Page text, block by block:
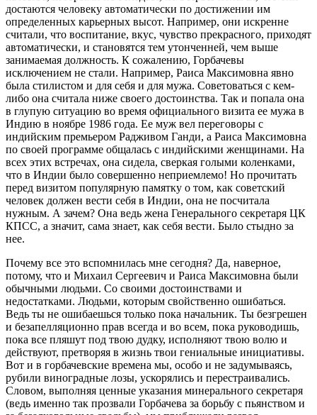
достаются человеку автоматически по достижении им
определенных карьерных высот. Например, они искренне
считали, что воспитание, вкус, чувство прекрасного, приходят
автоматически, и становятся тем утонченней, чем выше
занимаемая должность. К сожалению, Горбачевы
исключением не стали. Например, Раиса Максимовна явно
была стилистом и для себя и для мужа. Советоваться с кем-
либо она считала ниже своего достоинства. Так и попала она
в глупую ситуацию во время официального визита ее мужа в
Индию в ноябре 1986 года. Ее муж вел переговоры с
индийским премьером Радживом Ганди, а Раиса Максимовна
по своей программе общалась с индийскими женщинами. На
всех этих встречах, она сидела, сверкая голыми коленками,
что в Индии было совершенно неприемлемо! Но прочитать
перед визитом популярную памятку о том, как советский
человек должен вести себя в Индии, она не посчитала
нужным. А зачем? Она ведь жена Генерального секретаря ЦК
КПСС, а значит, сама знает, как себя вести. Было стыдно за
нее.
Почему все это вспомнилась мне сегодня? Да, наверное,
потому, что и Михаил Сергеевич и Раиса Максимовна были
обычными людьми. Со своими достоинствами и
недостатками. Людьми, которым свойственно ошибаться.
Ведь ты не ошибаешься только пока начальник. Ты безгрешен
и безапелляционно прав всегда и во всем, пока руководишь,
пока все пляшут под твою дудку, исполняют твою волю и
действуют, претворяя в жизнь твои гениальные инициативы.
Вот и в горбачевские времена мы, особо и не задумываясь,
рубили виноградные лозы, ускорялись и перестраивались.
Словом, выполняя ценные указания минерального секретаря
(ведь именно так прозвали Горбачева за борьбу с пьянством и